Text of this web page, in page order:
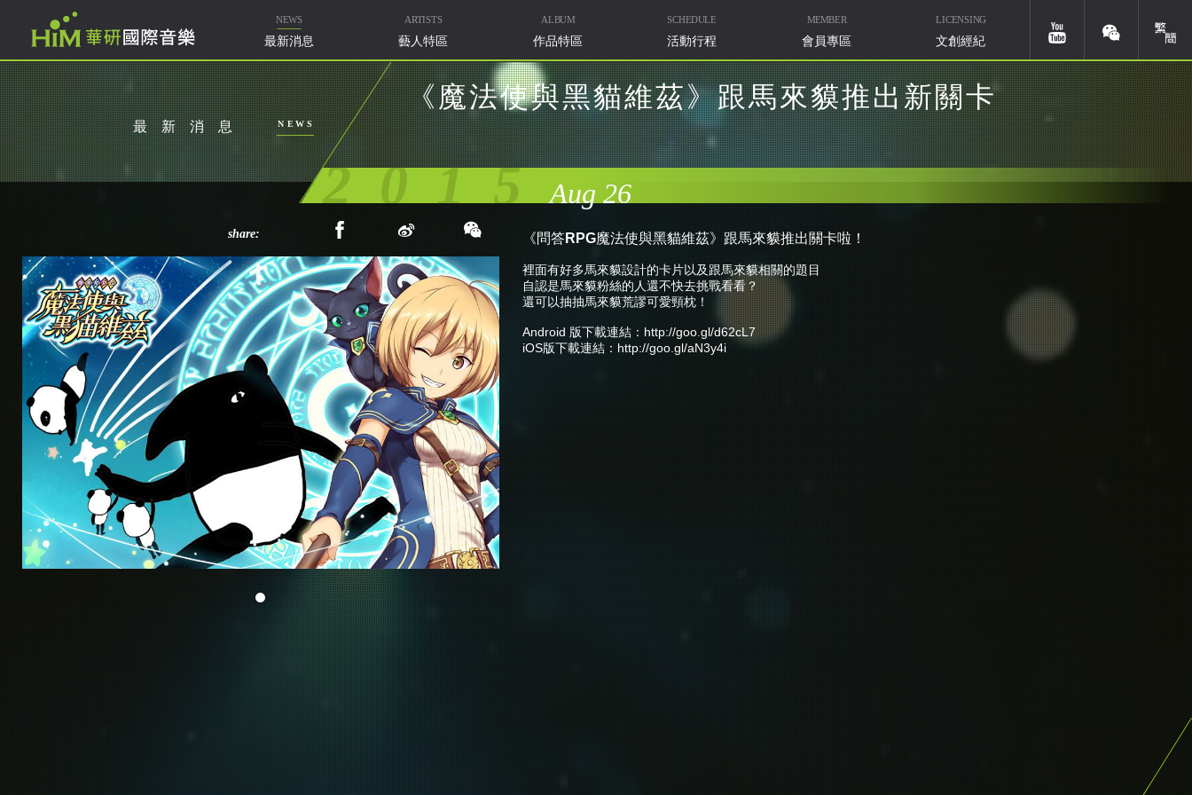
NEWS
最新消息
ARTISTS
藝人特區
ALBUM
作品特區
SCHEDULE
活動行程
MEMBER
會員專區
LICENSING
文創經紀
youtube weixin 簡體
最新消息 NEWS
《魔法使與黑貓維茲》跟馬來貘推出新關卡
2015Aug 26
《問答RPG魔法使與黑貓維茲》跟馬來貘推出關卡啦！
裡面有好多馬來貘設計的卡片以及跟馬來貘相關的題目
自認是馬來貘粉絲的人還不快去挑戰看看？
還可以抽抽馬來貘荒謬可愛頸枕！
Android 版下載連結： http://goo.gl/d62cL7
iOS版下載連結： http://goo.gl/aN3y4i